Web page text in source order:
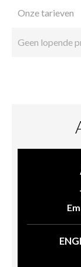
Onze tarieven
Geen lopende